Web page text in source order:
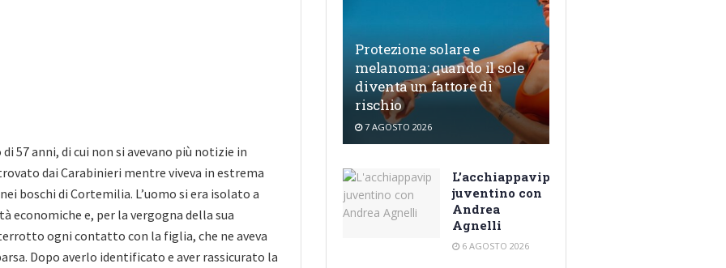
57 anni, di cui non si avevano più notizie in
dai Carabinieri mentre viveva in estrema
boschi di Cortemilia. L’uomo si era isolato a
economiche e, per la vergogna della sua
ogni contatto con la figlia, che ne aveva
Dopo averlo identificato e aver rassicurato la
Protezione solare e
melanoma: quando il sole
diventa un fattore di
rischio
7 AGOSTO 2026
L’acchiappavip
juventino con
Andrea
Agnelli
6 AGOSTO 2026